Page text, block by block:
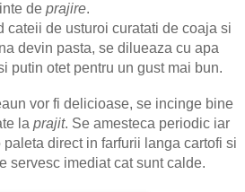
de prajire.
cateii de usturoi curatati de coaja si
devin pasta, se dilueaza cu apa
putin otet pentru un gust mai bun.
vor fi delicioase, se incinge bine
la prajit. Se amesteca periodic iar
direct in farfurii langa cartofi si
servesc imediat cat sunt calde.